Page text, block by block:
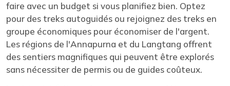
faire avec un budget si vous planifiez bien. Optez
pour des treks autoguidés ou rejoignez des treks en
groupe économiques pour économiser de l'argent.
Les régions de l'Annapurna et du Langtang offrent
des sentiers magnifiques qui peuvent être explorés
sans nécessiter de permis ou de guides coûteux.